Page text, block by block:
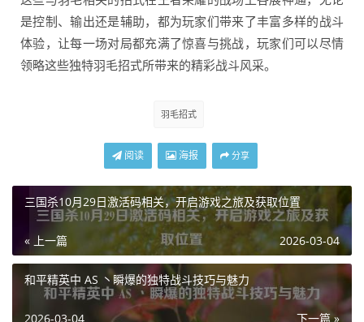
是控制、输出还是辅助，都为玩家们带来了丰富多样的战斗
体验，让每一场对局都充满了惊喜与挑战，玩家们可以尽情
领略这些独特羽毛招式所带来的精彩战斗风采。
羽毛招式
阅读 海报 分享
三国杀10月29日激活码相关，开启游戏之旅及获取位置
« 上一篇 2026-03-04
和平精英中 AS 丶瞬爆的独特战斗技巧与魅力
下一篇 »
2026-03-04